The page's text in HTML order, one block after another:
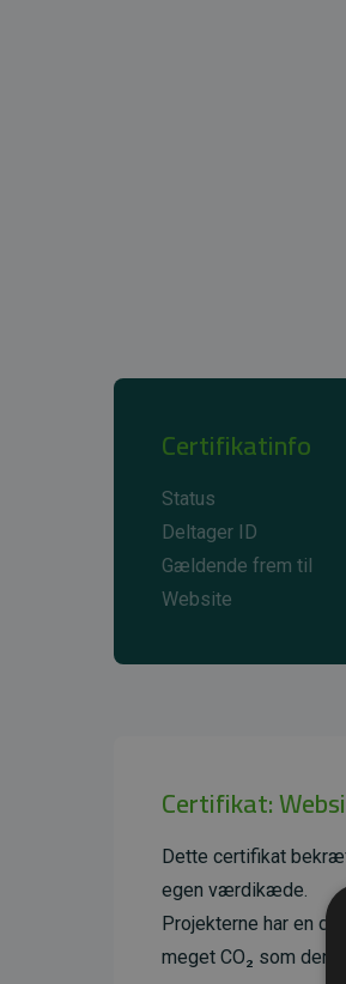
Certifikatinfo
Status
Deltager ID
Gældende frem til
Website
Certifikat:
Dette certifikat
egen værdikæde.
Projekterne har en
meget CO₂ som den